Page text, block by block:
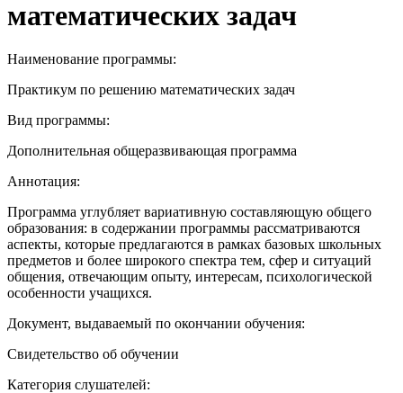
математических задач
Наименование программы:
Практикум по решению математических задач
Вид программы:
Дополнительная общеразвивающая программа
Аннотация:
Программа углубляет вариативную составляющую общего
образования: в содержании программы рассматриваются
аспекты, которые предлагаются в рамках базовых школьных
предметов и более широкого спектра тем, сфер и ситуаций
общения, отвечающим опыту, интересам, психологической
особенности учащихся.
Документ, выдаваемый по окончании обучения:
Свидетельство об обучении
Категория слушателей: